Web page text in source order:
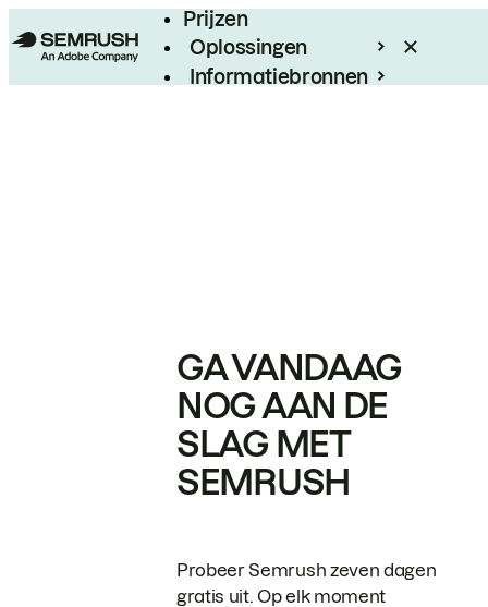
Prijzen
Oplossingen
Informatiebronnen
GA VANDAAG
NOG AAN DE
SLAG MET
SEMRUSH
Probeer Semrush zeven dagen
gratis uit. Op elk moment